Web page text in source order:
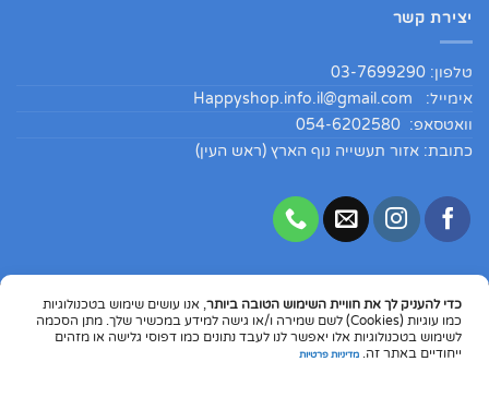
כדי להעניק לך את חוויית השימוש הטובה ביותר, אנו עושים שימוש בטכנולוגיות
כמו עוגיות (Cookies) לשם שמירה ו/או גישה למידע במכשיר שלך. מתן הסכמה
לשימוש בטכנולוגיות אלו יאפשר לנו לעבד נתונים כמו דפוסי גלישה או מזהים
ייחודיים באתר זה. מדיניות פרטיות
יצירת קשר
טלפון: 03-7699290
אימייל: Happyshop.info.il@gmail.com
וואטסאפ: 054-6202580
כתובת: אזור תעשייה נוף הארץ (ראש העין)
Copyright 2026 ©HappyShopIL
Apple
Pay
Google
Pay
PayPal
Visa
MasterCard
Dinners